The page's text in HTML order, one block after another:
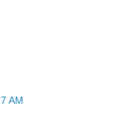
AM